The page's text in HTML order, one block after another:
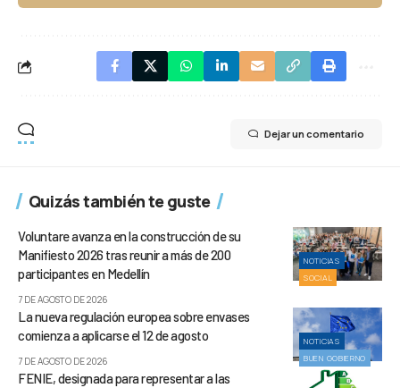
Dejar un comentario
Quizás también te guste
NOTICIAS
SOCIAL
Voluntare avanza en la construcción de su
Manifiesto 2026 tras reunir a más de 200
participantes en Medellín
7 DE AGOSTO DE 2026
NOTICIAS
BUEN GOBIERNO
La nueva regulación europea sobre envases
comienza a aplicarse el 12 de agosto
7 DE AGOSTO DE 2026
FENIE, designada para representar a las